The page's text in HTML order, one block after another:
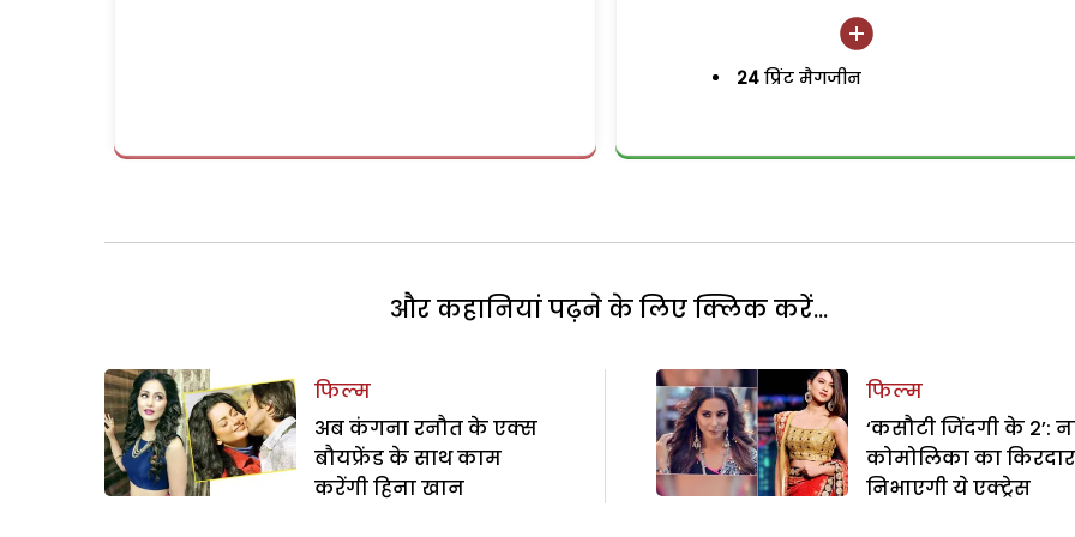
24 प्रिंट मैगजीन
और कहानियां पढ़ने के लिए क्लिक करें...
फिल्म
अब कंगना रनौत के एक्स
बौयफ्रेंड के साथ काम
करेंगी हिना खान
फिल्म
‘कसौटी जिंदगी के 2’:
कोमोलिका का किरदार
निभाएगी ये एक्ट्रेस